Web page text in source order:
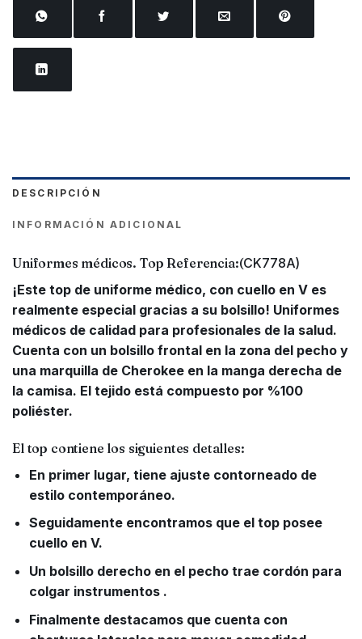
DESCRIPCIÓN
INFORMACIÓN ADICIONAL
Uniformes médicos. Top Referencia:(CK778A)
¡Este top de uniforme médico, con cuello en V es
realmente especial gracias a su bolsillo! Uniformes
médicos de calidad para profesionales de la salud.
Cuenta con un bolsillo frontal en la zona del pecho y
una marquilla de Cherokee en la manga derecha de
la camisa. El tejido está compuesto por %100
poliéster.
El top contiene los siguientes detalles:
En primer lugar, tiene ajuste contorneado de
estilo contemporáneo.
Seguidamente encontramos que el top posee
cuello en V.
Un bolsillo derecho en el pecho trae cordón para
colgar instrumentos .
Finalmente destacamos que cuenta con